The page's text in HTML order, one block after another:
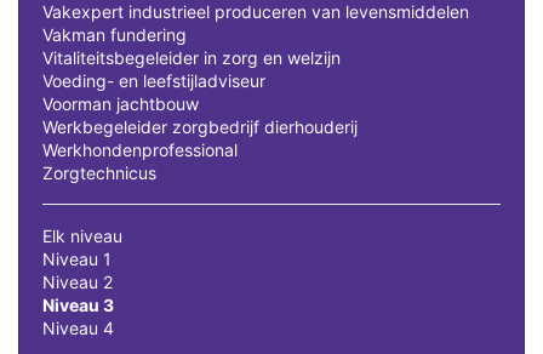
Vakexpert industrieel produceren van levensmiddelen
Vakman fundering
Vitaliteitsbegeleider in zorg en welzijn
Voeding- en leefstijladviseur
Voorman jachtbouw
Werkbegeleider zorgbedrijf dierhouderij
Werkhondenprofessional
Zorgtechnicus
Elk niveau
Niveau 1
Niveau 2
Niveau 3
Niveau 4